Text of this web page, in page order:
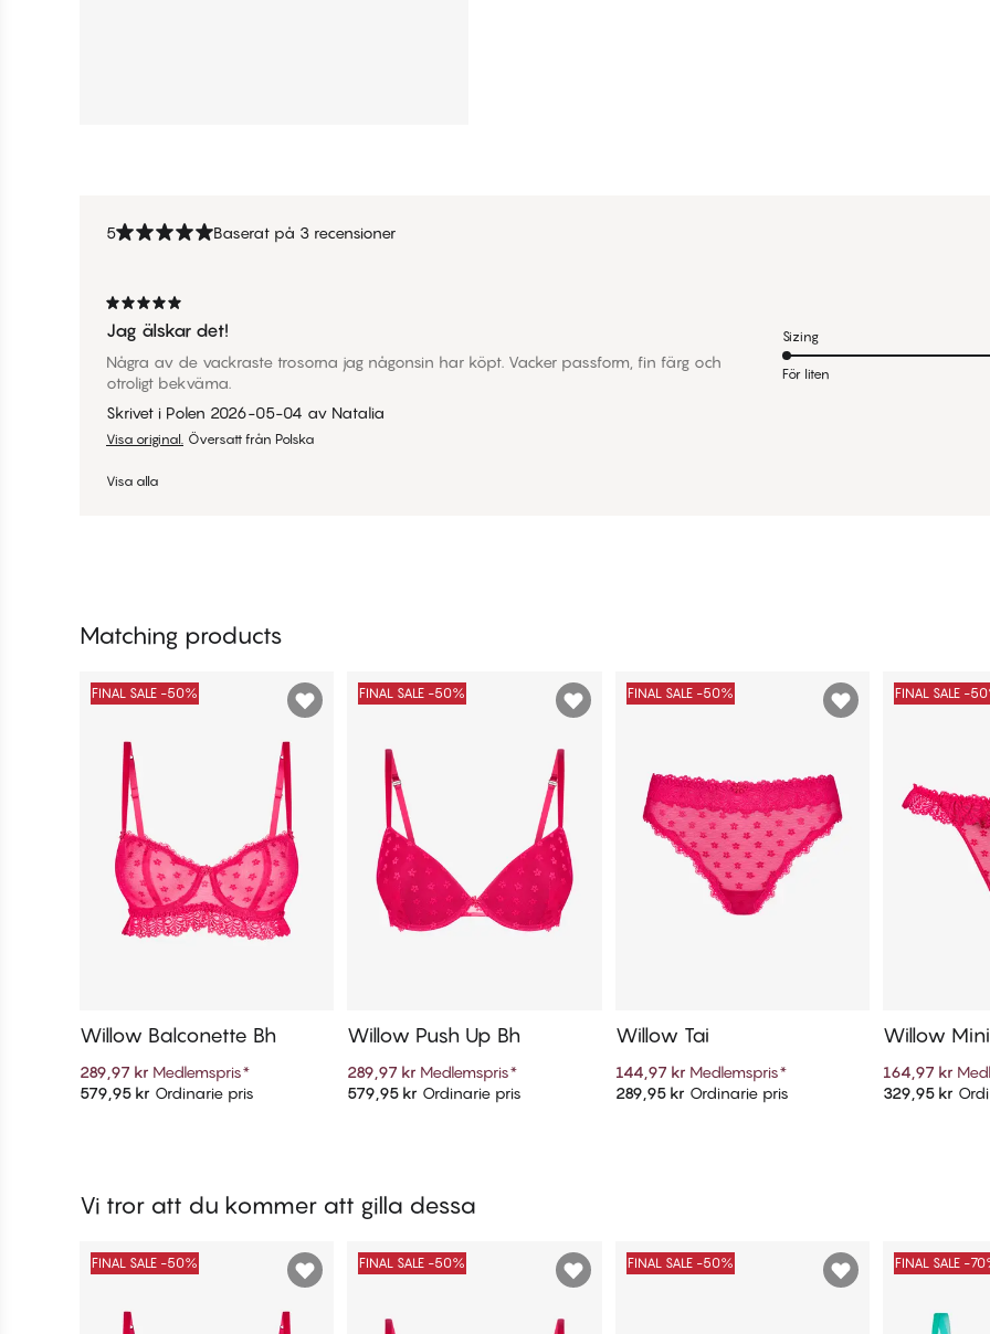
5 Baserat på 3 recensioner
Jag älskar det!
Några av de vackraste trosorna jag någonsin har köpt. Vacker passform, fin färg och
otroligt bekväma.
Skrivet i Polen 2026-05-04 av Natalia
Visa original. Översatt från Polska
Visa alla
Sizing
För liten
Matching products
Lägg till i varukorg
FINAL SALE -50%
Willow Balconette Bh
289,97 kr Medlemspris*
579,95 kr Ordinarie pris Lägg till i varukorg
FINAL SALE -50%
Willow Push Up Bh
289,97 kr Medlemspris*
579,95 kr Ordinarie pris Lägg till i varukorg
FINAL SALE -50%
Willow Tai
144,97 kr Medlemspris*
289,95 kr Ordinarie pris
FINAL SALE -
Willow
164,97 kr
329,95 kr
Vi tror att du kommer att gilla dessa
FINAL SALE -50% FINAL SALE -50% FINAL SALE -50% FINAL SALE -